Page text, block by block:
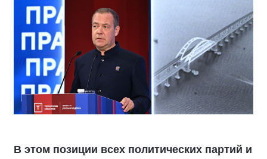
В этом позиции всех политических партий и